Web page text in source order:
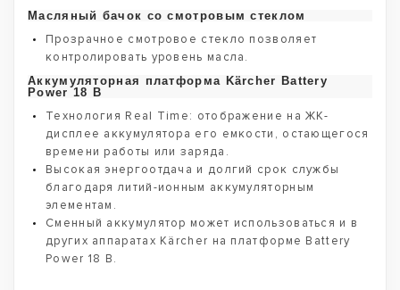
Масляный бачок со смотровым стеклом
Прозрачное смотровое стекло позволяет
контролировать уровень масла.
Аккумуляторная платформа Kärcher Battery
Power 18 В
Технология Real Time: отображение на ЖК-
дисплее аккумулятора его емкости, остающегося
времени работы или заряда.
Высокая энергоотдача и долгий срок службы
благодаря литий-ионным аккумуляторным
элементам.
Сменный аккумулятор может использоваться и в
других аппаратах Kärcher на платформе Battery
Power 18 В.